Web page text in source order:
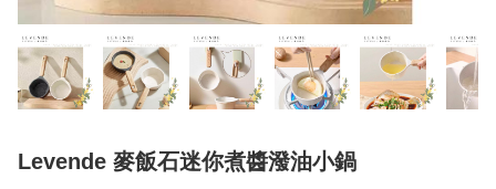
Levende 麥飯石迷你煮醬潑油小鍋